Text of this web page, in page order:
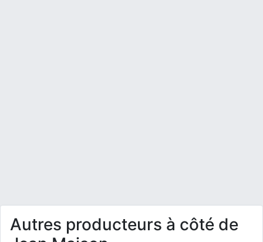
Autres producteurs à côté de